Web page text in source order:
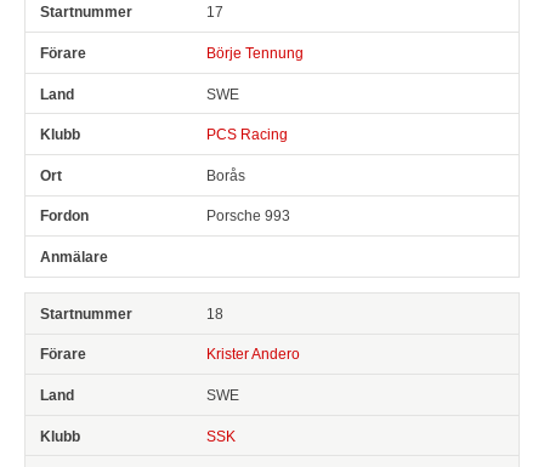
17
Börje Tennung
SWE
PCS Racing
Borås
Porsche 993
18
Krister Andero
SWE
SSK